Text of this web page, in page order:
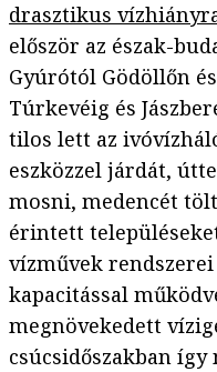
drasztikus
először az észak-
Gyúrótól Gödöllőn
Túrkevéig és
tilos lett az
eszközzel járdát,
mosni, medencét
érintett
vízművek
kapacitással
megnövekedett
csúcsidőszakban